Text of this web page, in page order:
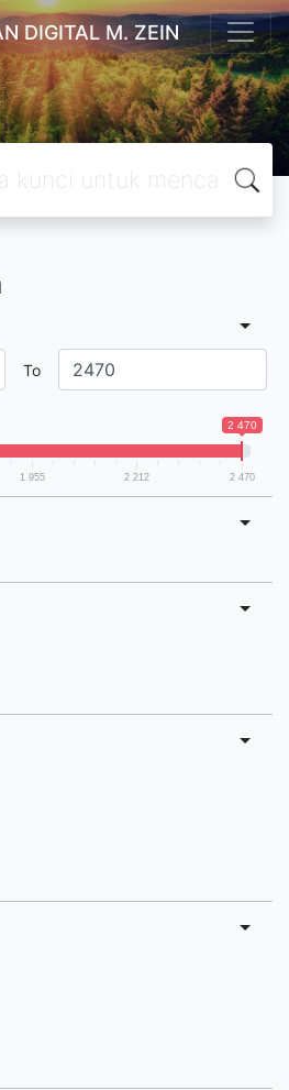
DIGITAL M. ZEIN
To
2 470
1 955 2 212 2 470